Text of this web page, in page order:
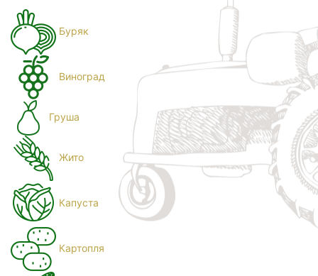
Буряк
Виноград
Груша
Жито
Капуста
Картопля